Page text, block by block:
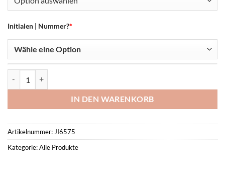
*
Initialen | Nummer?
IN DEN WARENKORB
Artikelnummer: JI6575
Kategorie:Alle Produkte